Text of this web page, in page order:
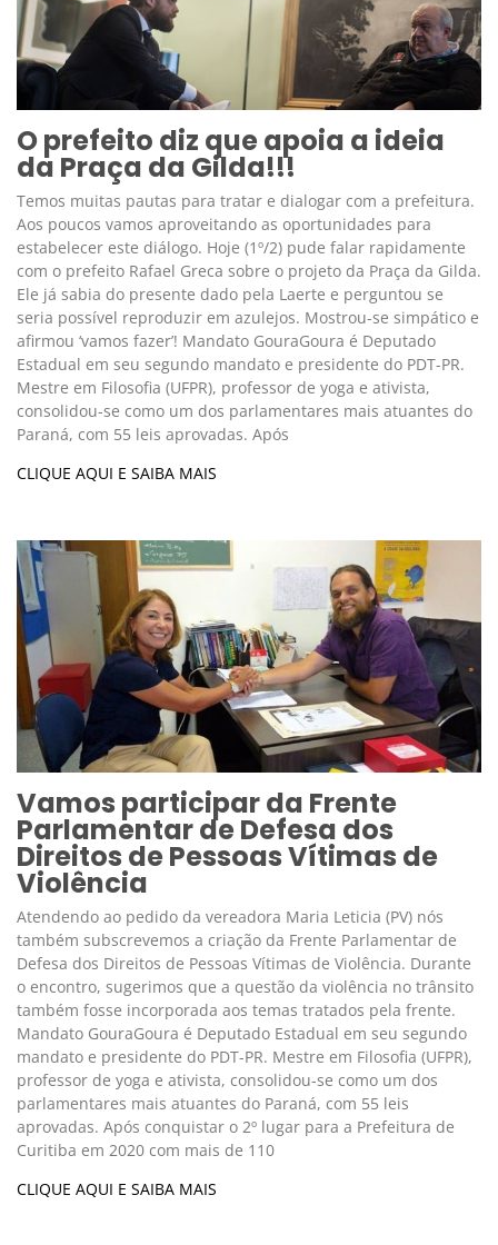
O prefeito diz que apoia a ideia
da Praça da Gilda!!!
Temos muitas pautas para tratar e dialogar com a prefeitura.
Aos poucos vamos aproveitando as oportunidades para
estabelecer este diálogo. Hoje (1º/2) pude falar rapidamente
com o prefeito Rafael Greca sobre o projeto da Praça da Gilda.
Ele já sabia do presente dado pela Laerte e perguntou se
seria possível reproduzir em azulejos. Mostrou-se simpático e
afirmou ‘vamos fazer’! Mandato GouraGoura é Deputado
Estadual em seu segundo mandato e presidente do PDT-PR.
Mestre em Filosofia (UFPR), professor de yoga e ativista,
consolidou-se como um dos parlamentares mais atuantes do
Paraná, com 55 leis aprovadas. Após
CLIQUE AQUI E SAIBA MAIS
Vamos participar da Frente
Parlamentar de Defesa dos
Direitos de Pessoas Vítimas de
Violência
Atendendo ao pedido da vereadora Maria Leticia (PV) nós
também subscrevemos a criação da Frente Parlamentar de
Defesa dos Direitos de Pessoas Vítimas de Violência. Durante
o encontro, sugerimos que a questão da violência no trânsito
também fosse incorporada aos temas tratados pela frente.
Mandato GouraGoura é Deputado Estadual em seu segundo
mandato e presidente do PDT-PR. Mestre em Filosofia (UFPR),
professor de yoga e ativista, consolidou-se como um dos
parlamentares mais atuantes do Paraná, com 55 leis
aprovadas. Após conquistar o 2º lugar para a Prefeitura de
Curitiba em 2020 com mais de 110
CLIQUE AQUI E SAIBA MAIS